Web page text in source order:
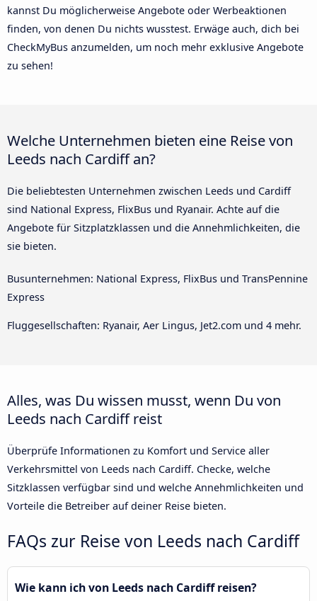
kannst Du möglicherweise Angebote oder Werbeaktionen
finden, von denen Du nichts wusstest. Erwäge auch, dich bei
CheckMyBus anzumelden, um noch mehr exklusive Angebote
zu sehen!
Welche Unternehmen bieten eine Reise von
Leeds nach Cardiff an?
Die beliebtesten Unternehmen zwischen Leeds und Cardiff
sind National Express, FlixBus und Ryanair. Achte auf die
Angebote für Sitzplatzklassen und die Annehmlichkeiten, die
sie bieten.
Busunternehmen: National Express, FlixBus und TransPennine
Express
Fluggesellschaften: Ryanair, Aer Lingus, Jet2.com und 4 mehr.
Alles, was Du wissen musst, wenn Du von
Leeds nach Cardiff reist
Überprüfe Informationen zu Komfort und Service aller
Verkehrsmittel von Leeds nach Cardiff. Checke, welche
Sitzklassen verfügbar sind und welche Annehmlichkeiten und
Vorteile die Betreiber auf deiner Reise bieten.
FAQs zur Reise von Leeds nach Cardiff
Wie kann ich von Leeds nach Cardiff reisen?